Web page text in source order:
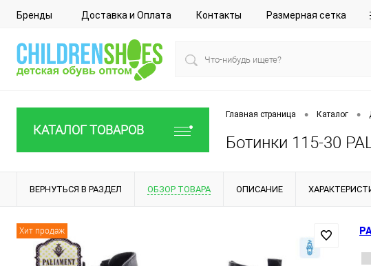
Бренды Доставка и Оплата Контакты Размерная сетка
КАТАЛОГ ТОВАРОВ
Главная страница • Каталог •
Ботинки 115-30
ВЕРНУТЬСЯ В РАЗДЕЛ ОБЗОР ТОВАРА ОПИСАНИЕ
Хит продаж